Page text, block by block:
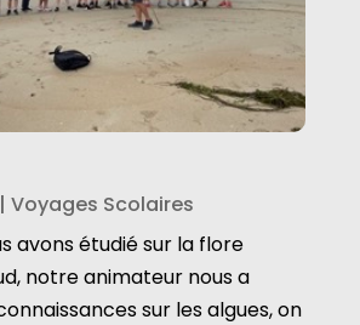
| Voyages Scolaires
avons étudié sur la flore
notre animateur nous a
sur les algues, on